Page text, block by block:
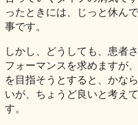
ったときには、じっと休ん
事です。
しかし、どうしても、患者
フォーマンスを求めますが
を目指そうとすると、かな
いが、ちょうど良いと考え
す。